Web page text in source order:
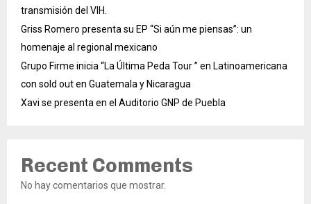
transmisión del VIH.
Griss Romero presenta su EP “Si aún me piensas”: un
homenaje al regional mexicano
Grupo Firme inicia “La Última Peda Tour ” en Latinoamericana
con sold out en Guatemala y Nicaragua
Xavi se presenta en el Auditorio GNP de Puebla
Recent Comments
No hay comentarios que mostrar.